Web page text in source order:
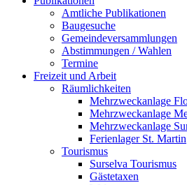
Amtliche Publikationen
Baugesuche
Gemeindeversammlungen
Abstimmungen / Wahlen
Termine
Freizeit und Arbeit
Räumlichkeiten
Mehrzweckanlage
Mehrzweckanlage
Mehrzweckanlage
Ferienlager St. Martin
Tourismus
Surselva Tourismus
Gästetaxen